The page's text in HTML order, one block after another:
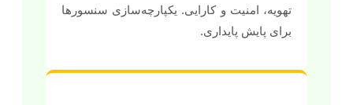
تهویه، امنیت و کارایی. یکپارچه‌سازی سنسورها
برای پایش پایداری.